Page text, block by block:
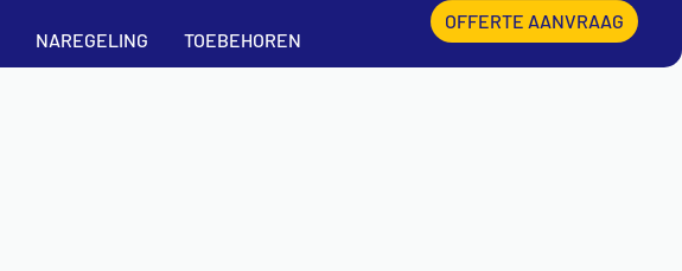
NAREGELING TOEBEHOREN
OFFERTE AANVRAAG